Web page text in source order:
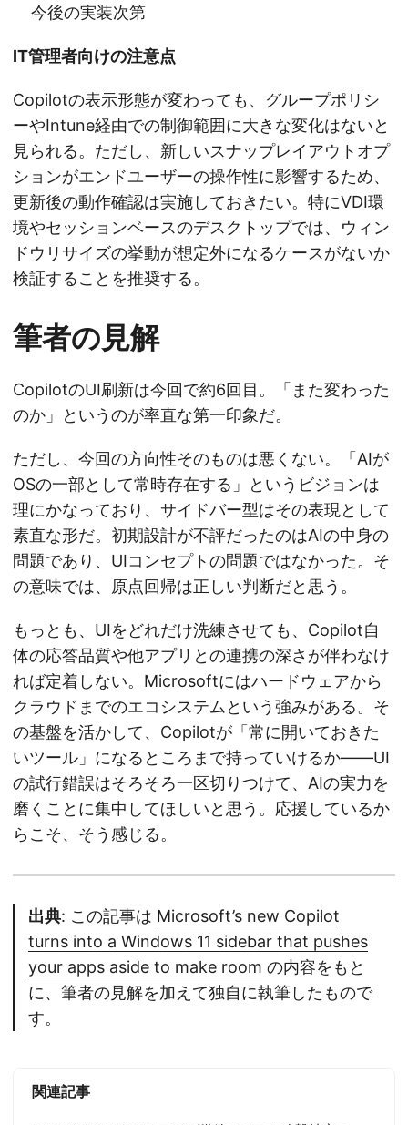
今後の実装次第
IT管理者向けの注意点
Copilotの表示形態が変わっても、グループポリシ
ーやIntune経由での制御範囲に大きな変化はないと
見られる。ただし、新しいスナップレイアウトオプ
ションがエンドユーザーの操作性に影響するため、
更新後の動作確認は実施しておきたい。特にVDI環
境やセッションベースのデスクトップでは、ウィン
ドウリサイズの挙動が想定外になるケースがないか
検証することを推奨する。
筆者の見解
CopilotのUI刷新は今回で約6回目。「また変わった
のか」というのが率直な第一印象だ。
ただし、今回の方向性そのものは悪くない。「AIが
OSの一部として常時存在する」というビジョンは
理にかなっており、サイドバー型はその表現として
素直な形だ。初期設計が不評だったのはAIの中身の
問題であり、UIコンセプトの問題ではなかった。そ
の意味では、原点回帰は正しい判断だと思う。
もっとも、UIをどれだけ洗練させても、Copilot自
体の応答品質や他アプリとの連携の深さが伴わなけ
れば定着しない。Microsoftにはハードウェアから
クラウドまでのエコシステムという強みがある。そ
の基盤を活かして、Copilotが「常に開いておきた
いツール」になるところまで持っていけるか——UI
の試行錯誤はそろそろ一区切りつけて、AIの実力を
磨くことに集中してほしいと思う。応援しているか
らこそ、そう感じる。
出典: この記事は Microsoft’s new Copilot
turns into a Windows 11 sidebar that pushes
your apps aside to make room の内容をもと
に、筆者の見解を加えて独自に執筆したもので
す。
関連記事